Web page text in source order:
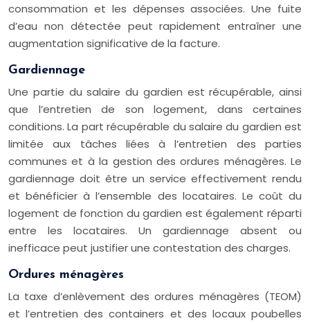
consommation et les dépenses associées. Une fuite
d’eau non détectée peut rapidement entraîner une
augmentation significative de la facture.
Gardiennage
Une partie du salaire du gardien est récupérable, ainsi
que l’entretien de son logement, dans certaines
conditions. La part récupérable du salaire du gardien est
limitée aux tâches liées à l’entretien des parties
communes et à la gestion des ordures ménagères. Le
gardiennage doit être un service effectivement rendu
et bénéficier à l’ensemble des locataires. Le coût du
logement de fonction du gardien est également réparti
entre les locataires. Un gardiennage absent ou
inefficace peut justifier une contestation des charges.
Ordures ménagères
La taxe d’enlèvement des ordures ménagères (TEOM)
et l’entretien des containers et des locaux poubelles